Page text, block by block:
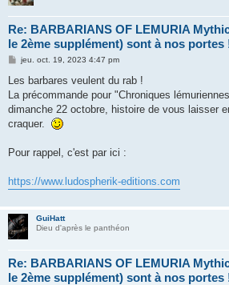
Re: BARBARIANS OF LEMURIA
le 2ème supplément) sont à nos portes
M
s
a
g
jeu. oct. 19, 2023 4:47 pm
Les barbares veulent du rab !
La précommande pour "Chroniques
dimanche 22 octobre, histoire de vous laisser
craquer.
Pour rappel, c'est par ici :
https://www.ludospherik-editions.com
GuiHatt
Dieu d'après le panthéon
Re: BARBARIANS OF LEMURIA
le 2ème supplément) sont à nos portes